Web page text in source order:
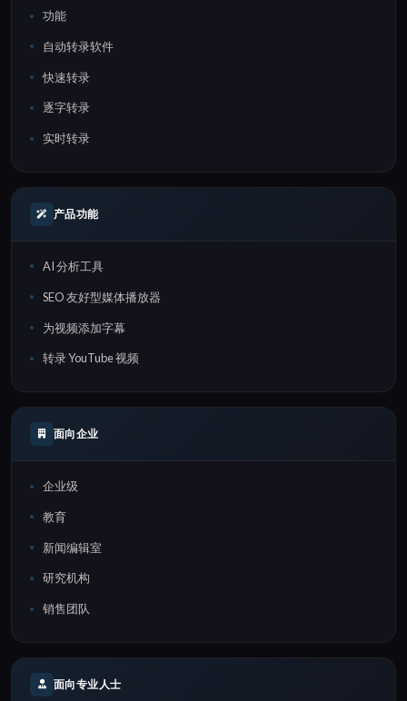
功能
自动转录软件
快速转录
逐字转录
实时转录
产品功能
AI 分析工具
SEO 友好型媒体播放器
为视频添加字幕
转录 YouTube 视频
面向企业
企业级
教育
新闻编辑室
研究机构
销售团队
面向专业人士